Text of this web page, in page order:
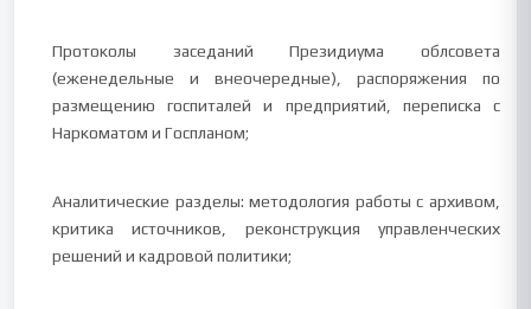
Протоколы заседаний Президиума облсовета
(еженедельные и внеочередные), распоряжения по
размещению госпиталей и предприятий, переписка с
Наркоматом и Госпланом;
Аналитические разделы: методология работы с архивом,
критика источников, реконструкция управленческих
решений и кадровой политики;